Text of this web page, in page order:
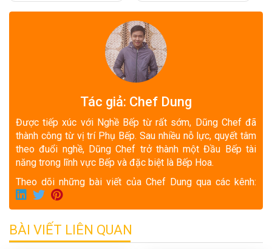
Tác giả: Chef Dung
Được tiếp xúc với Nghề Bếp từ rất sớm, Dũng Chef đã
thành công từ vị trí Phụ Bếp. Sau nhiều nỗ lực, quyết tâm
theo đuổi nghề, Dũng Chef trở thành một Đầu Bếp tài
năng trong lĩnh vực Bếp và đặc biệt là Bếp Hoa.
Theo dõi những bài viết của Chef Dung qua các kênh:
BÀI VIẾT LIÊN QUAN